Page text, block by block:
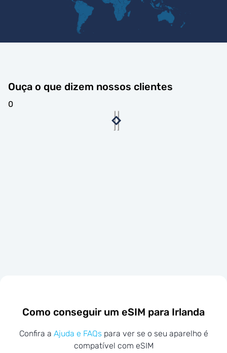
Ouça o que dizem nossos clientes
0
Como conseguir um eSIM para Irlanda
Confira a Ajuda e FAQs para ver se o seu aparelho é
compatível com eSIM